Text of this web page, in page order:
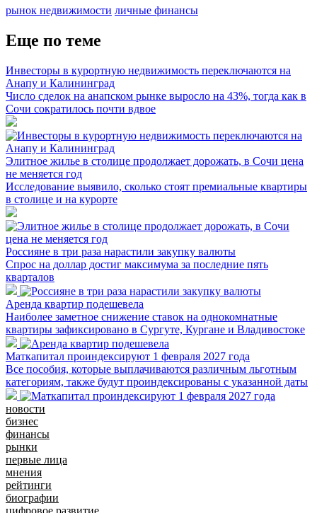
рынок недвижимости личные финансы
Еще по теме
Инвесторы в курортную недвижимость переключаются на
Анапу и Калининград
Число сделок на анапском рынке выросло на 43%, тогда как в
Сочи сократилось почти вдвое
Элитное жилье в столице продолжает дорожать, в Сочи цена
не меняется год
Исследование выявило, сколько стоят премиальные квартиры
в столице и на курорте
Россияне в три раза нарастили закупку валюты
Спрос на доллар достиг максимума за последние пять
кварталов
Аренда квартир подешевела
Наиболее заметное снижение ставок на однокомнатные
квартиры зафиксировано в Сургуте, Кургане и Владивостоке
Маткапитал проиндексируют 1 февраля 2027 года
Все пособия, которые выплачиваются различным льготным
категориям, также будут проиндексированы с указанной даты
новости
бизнес
финансы
рынки
первые лица
мнения
рейтинги
биографии
цифровое развитие